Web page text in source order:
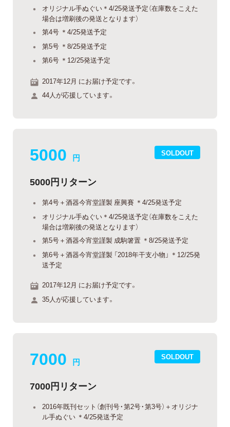
オリジナル手ぬぐい＊4/25発送予定（在庫数をこえた
場合は増刷後の発送となります）
第4号 ＊4/25発送予定
第5号 ＊8/25発送予定
第6号 ＊12/25発送予定
2017年12月 にお届け予定です。
44人が応援しています。
SOLDOUT
5000 円
5000円リターン
第4号＋酒器今宵堂謹製 座興賽 ＊4/25発送予定
オリジナル手ぬぐい＊4/25発送予定（在庫数をこえた
場合は増刷後の発送となります）
第5号＋酒器今宵堂謹製 成駒箸置 ＊8/25発送予定
第6号＋酒器今宵堂謹製 「2018年干支小物」 ＊12/25発
送予定
2017年12月 にお届け予定です。
35人が応援しています。
SOLDOUT
7000 円
7000円リターン
2016年既刊セット（創刊号・第2号・第3号）＋オリジナ
ル手ぬぐい ＊4/25発送予定